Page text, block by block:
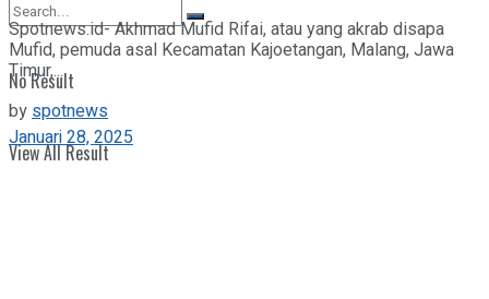
No Result
View All Result
Spotnews.id- Akhmad Mufid Rifai, atau yang akrab disapa
Mufid, pemuda asal Kecamatan Kajoetangan, Malang, Jawa
Timur,...
byspotnews
Januari 28, 2025